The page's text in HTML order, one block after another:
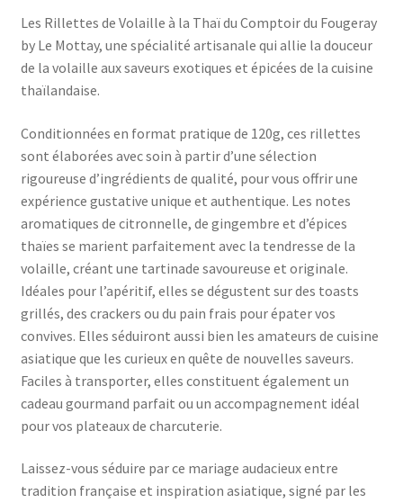
Les Rillettes de Volaille à la Thaï du Comptoir du Fougeray
by Le Mottay, une spécialité artisanale qui allie la douceur
de la volaille aux saveurs exotiques et épicées de la cuisine
thaïlandaise.
Conditionnées en format pratique de 120g, ces rillettes
sont élaborées avec soin à partir d’une sélection
rigoureuse d’ingrédients de qualité, pour vous offrir une
expérience gustative unique et authentique. Les notes
aromatiques de citronnelle, de gingembre et d’épices
thaïes se marient parfaitement avec la tendresse de la
volaille, créant une tartinade savoureuse et originale.
Idéales pour l’apéritif, elles se dégustent sur des toasts
grillés, des crackers ou du pain frais pour épater vos
convives. Elles séduiront aussi bien les amateurs de cuisine
asiatique que les curieux en quête de nouvelles saveurs.
Faciles à transporter, elles constituent également un
cadeau gourmand parfait ou un accompagnement idéal
pour vos plateaux de charcuterie.
Laissez-vous séduire par ce mariage audacieux entre
tradition française et inspiration asiatique, signé par les